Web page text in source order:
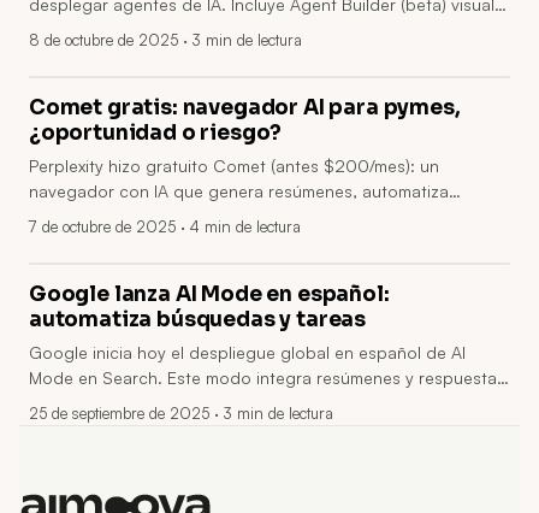
desplegar agentes de IA. Incluye Agent Builder (beta) visual,
Agents SDK, ChatKit (GA), conectores y mejoras en Evals
8 de octubre de 2025 · 3 min de lectura
Comet gratis: navegador AI para pymes,
¿oportunidad o riesgo?
Perplexity hizo gratuito Comet (antes $200/mes): un
navegador con IA que genera resúmenes, automatiza
interacciones web y facilita flujos de trabajo. Puede acelerar
sandbox y auditar antes de integrarlo.
7 de octubre de 2025 · 4 min de lectura
Google lanza AI Mode en español:
automatiza búsquedas y tareas
Google inicia hoy el despliegue global en español de AI
Mode en Search. Este modo integra resúmenes y respuestas
generadas por IA con interacción conversacional, agilizando
búsquedas y apoyando automatización para pymes;
25 de septiembre de 2025 · 3 min de lectura